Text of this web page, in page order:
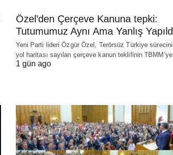
Özel’den Çerçeve Kanuna tepki:
Tutumumuz Aynı Ama Yanlış
Yeni Parti lideri Özgür Özel, Terörsüz Türkiye
yol haritası sayılan çerçeve kanun teklifinin
1 gün ago